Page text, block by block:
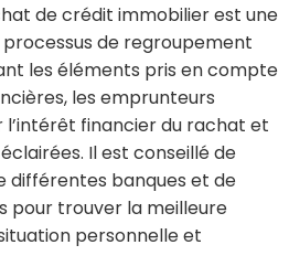
de crédit immobilier est une
de regroupement
les éléments pris en compte
les emprunteurs
l’intérêt financier du rachat et
Il est conseillé de
différentes banques et de
pour trouver la meilleure
personnelle et